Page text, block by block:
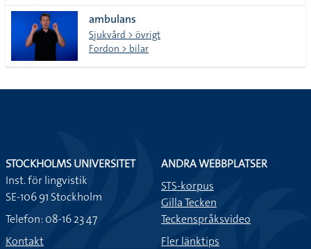
ambulans
Sjukvård > övrigt
Fordon > bilar
STOCKHOLMS UNIVERSITET
Inst. för lingvistik
SE-106 91 Stockholm
Telefon: 08-16 23 47
Kontakt
ANDRA WEBBPLATSER
STS-korpus
Gilla Tecken
Teckenspråksvideo
Fler länktips